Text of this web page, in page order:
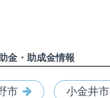
金・助成金情報
市 小金井市